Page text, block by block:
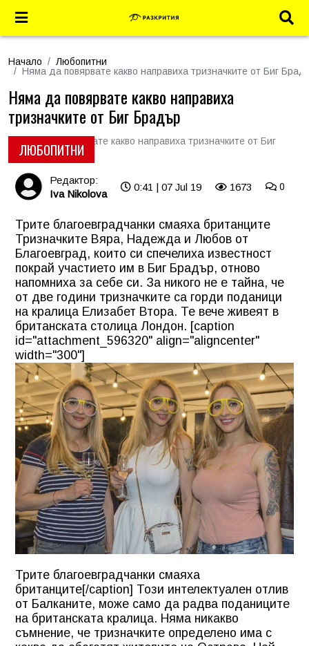
Начало
Любопитни
Няма да повярвате какво направиха тризначките от Биг
ЛЮБОПИТНИ
Няма да повярвате какво направиха
тризначките от Биг Брадър
Редактор:
Iva Nikolova
0:41 | 07 Jul 19 1673 0
Трите благоевградчанки смаяха британците
Тризначките Вяра, Надежда и Любов от
Благоевград, които си спечелиха известност
покрай участието им в Биг Брадър, отново
напомниха за себе си. За никого не е тайна, че
от две години тризначките са горди поданици
на кралица Елизабет Втора. Те вече живеят в
британската столица Лондон. [caption
id="attachment_596320" align="aligncenter"
width="300"]
Трите благоевградчанки смаяха
британците[/caption] Този интелектуален отлив
от Балканите, може само да радва поданиците
на британската кралица. Няма никакво
съмнение, че тризначките определено има с